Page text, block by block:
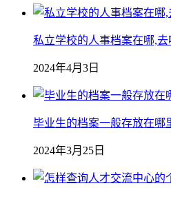
私立学校的人事档案在哪,去
2024年4月3日
毕业生的档案一般存放在哪
2024年3月25日